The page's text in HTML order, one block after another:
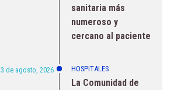
sanitaria más
numeroso y
cercano al paciente
3 de agosto, 2026 HOSPITALES
La Comunidad de